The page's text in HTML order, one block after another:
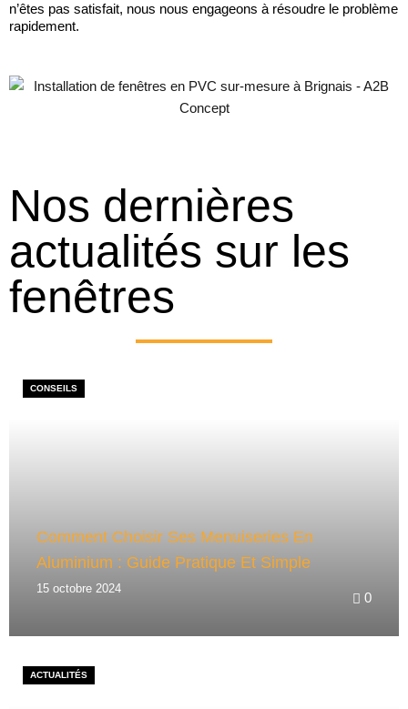
n’êtes pas satisfait, nous nous engageons à résoudre le problème
rapidement.
Nos dernières
actualités sur les
fenêtres
Comment Choisir Ses Menuiseries En
Aluminium : Guide Pratique Et Simple
15 octobre 2024
CONSEILS
0
ACTUALITÉS